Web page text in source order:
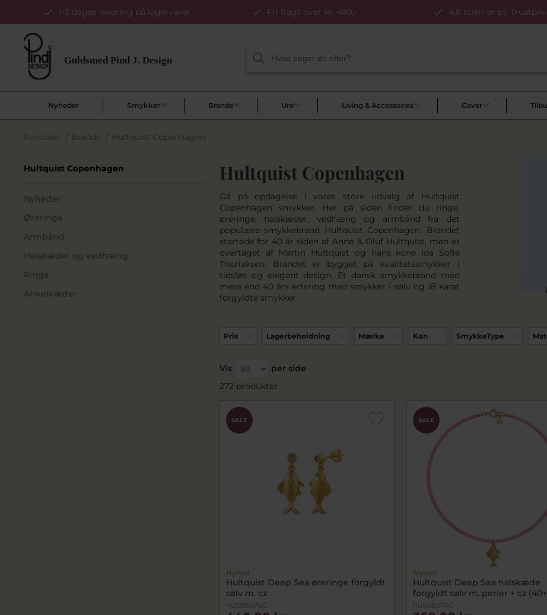
1-3 dages levering på lagervarer Fri fragt over kr. 499,- 4,8 stjerner på
Nyheder Smykker Brands Ure Living & Accessories Gaver
Forsiden / Brands / Hultquist Copenhagen
Hultquist Copenhagen
Nyheder
Øreringe
Armbånd
Halskæder og vedhæng
Ringe
Ankelkæder
Hultquist Copenhagen
Gå på opdagelse i vores store udvalg af Hultquist
Copenhagen smykker. Her på siden finder du ringe,
øreringe, halskæder, vedhæng og armbånd fra det
populære smykkebrand Hultquist Copenhagen. Brandet
startede for 40 år siden af Anne & Oluf Hultquist, men er
overtaget af Martin Hultquist og hans kone Ida Sofie
Thorlaksen. Brandet er bygget på kvalitetssmykker i
tidsløs og elegant design. Et dansk smykkebrand med
mere end 40 års erfaring med smykker i sølv og 18 karat
forgyldte smykker. .
Pris Lagerbeholdning Mærke Køn SmykkeType
Vis
per side
272 produkter
SALE
Nyhed
Hultquist Deep Sea øreringe forgyldt
sølv m. cz
huS08676G
SALE
Nyhed
Hultquist Deep Sea halskæde
forgyldt sølv m. perler + cz
huS08674G